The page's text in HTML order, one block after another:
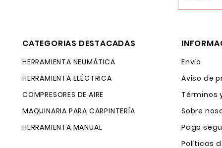
CATEGORIAS DESTACADAS
HERRAMIENTA NEUMÁTICA
HERRAMIENTA ELÉCTRICA
COMPRESORES DE AIRE
MAQUINARIA PARA CARPINTERÍA
HERRAMIENTA MANUAL
Envío
Aviso de
Términos
Sobre
Pago
Políticas